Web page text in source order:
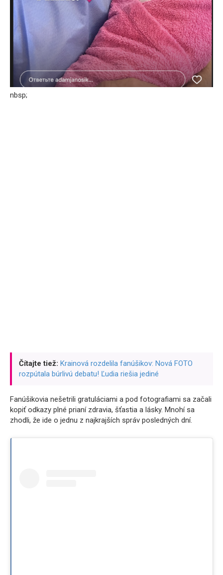
nbsp;
Čítajte tiež: Krainová rozdelila fanúšikov: Nová FOTO
rozpútala búrlivú debatu! Ľudia riešia jediné
Fanúšikovia nešetrili gratuláciami a pod fotografiami sa začali
kopiť odkazy plné prianí zdravia, šťastia a lásky. Mnohí sa
zhodli, že ide o jednu z najkrajších správ posledných dní.